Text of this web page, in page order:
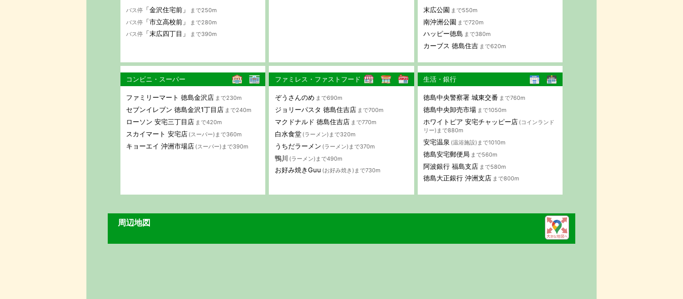
バス停 「金沢住宅前」
まで250m
バス停 「市立高校前」
まで280m
バス停 「末広四丁目」 まで390m
末広公園 まで550m
南沖洲公園 まで720m
ハッピー徳島 まで380m
カーブス 徳島住吉 まで620m
コンビニ・スーパー
ファミリーマート 徳島金沢店 まで230m
セブンイレブン 徳島金沢1丁目店 まで240m
ローソン 安宅三丁目店 まで420m
スカイマート 安宅店 (スーパー)まで360m
キョーエイ 沖洲市場店 (スーパー)まで390m
ファミレス・ファストフード
ぞうさんのめ まで690m
ジョリーパスタ 徳島住吉店 まで700m
マクドナルド 徳島住吉店 まで770m
白水食堂 (ラーメン)まで320m
うちだラーメン (ラーメン)まで370m
鴨川 (ラーメン)まで490m
お好み焼きGuu (お好み焼き)まで730m
生活・銀行
徳島中央警察署 城東交番 まで760m
徳島中央卸売市場 まで1050m
ホワイトピア 安宅チャッピー店 (コインランド
リー)まで880m
安宅温泉 (温浴施設)まで1010m
徳島安宅郵便局 まで560m
阿波銀行 福島支店 まで580m
徳島大正銀行 沖洲支店 まで800m
周辺地図